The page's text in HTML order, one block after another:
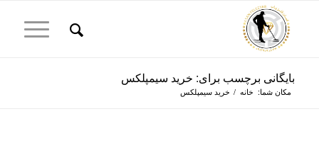
بایگانی برچسب برای: خرید سیمپلکس
مکان شما: خانه / خرید سیمپلکس